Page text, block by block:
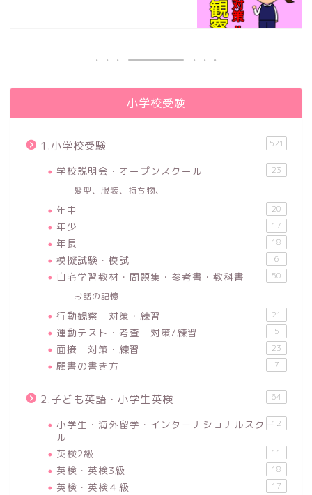
小学校受験
1.小学校受験 521
学校説明会・オープンスクール 23
髪型、服装、持ち物、
年中 20
年少 17
年長 18
模擬試験・模試 6
自宅学習教材・問題集・参考書・教科書 50
お話の記憶
行動観察 対策・練習 21
運動テスト・考査 対策/練習 5
面接 対策・練習 23
願書の書き方 7
2.子ども英語・小学生英検 64
小学生・海外留学・インターナショナルスクー
ル
12
英検2級 11
英検・英検3級 18
英検・英検４級 17